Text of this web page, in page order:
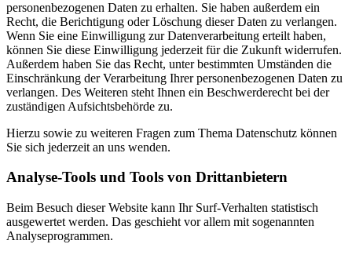
personenbezogenen Daten zu erhalten. Sie haben außerdem ein
Recht, die Berichtigung oder Löschung dieser Daten zu verlangen.
Wenn Sie eine Einwilligung zur Datenverarbeitung erteilt haben,
können Sie diese Einwilligung jederzeit für die Zukunft widerrufen.
Außerdem haben Sie das Recht, unter bestimmten Umständen die
Einschränkung der Verarbeitung Ihrer personenbezogenen Daten zu
verlangen. Des Weiteren steht Ihnen ein Beschwerderecht bei der
zuständigen Aufsichtsbehörde zu.
Hierzu sowie zu weiteren Fragen zum Thema Datenschutz können
Sie sich jederzeit an uns wenden.
Analyse-Tools und Tools von Dritt­anbietern
Beim Besuch dieser Website kann Ihr Surf-Verhalten statistisch
ausgewertet werden. Das geschieht vor allem mit sogenannten
Analyseprogrammen.